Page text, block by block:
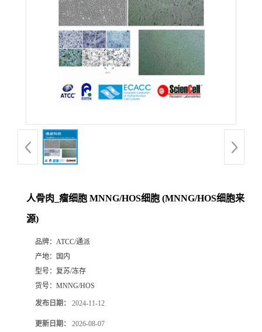
人骨肉_瘤细胞 MNNG/HOS细胞 (MNNG/HOS细胞来
源)
品牌： ATCC/通派
产地：
国内
型号： 复苏/冻存
货号： MNNG/HOS
发布日期： 2024-11-12
更新日期： 2026-08-07